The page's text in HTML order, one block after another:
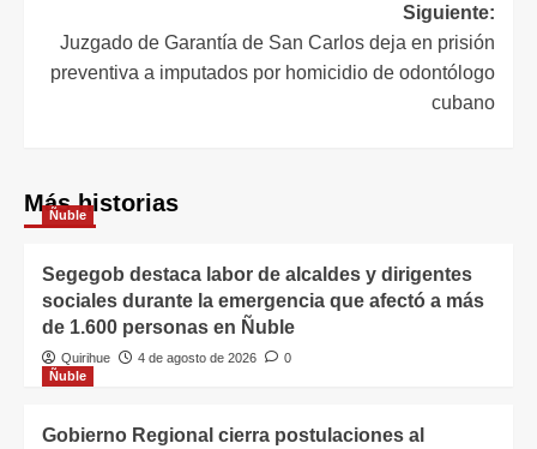
Siguiente:
Juzgado de Garantía de San Carlos deja en prisión
preventiva a imputados por homicidio de odontólogo
cubano
Más historias
Ñuble
Segegob destaca labor de alcaldes y dirigentes
sociales durante la emergencia que afectó a más
de 1.600 personas en Ñuble
Quirihue 4 de agosto de 2026
0
Ñuble
Gobierno Regional cierra postulaciones al